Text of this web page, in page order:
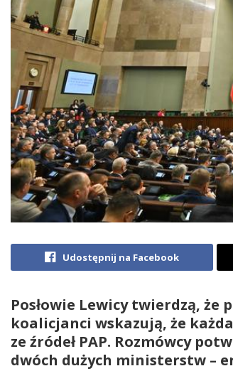
Udostępnij na Facebook
Posłowie Lewicy twierdzą,
koalicjanci wskazują, że
ze źródeł PAP. Rozmówcy
dwóch dużych ministerstw –